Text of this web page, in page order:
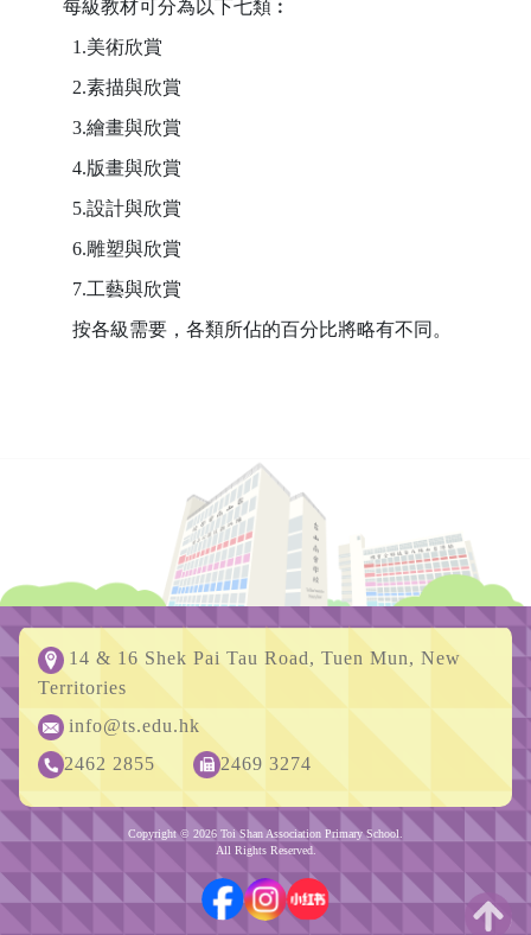
每級教材可分為以下七類︰
1.美術欣賞
2.素描與欣賞
3.繪畫與欣賞
4.版畫與欣賞
5.設計與欣賞
6.雕塑與欣賞
7.工藝與欣賞
按各級需要，各類所佔的百分比將略有不同。
14 & 16 Shek Pai Tau Road, Tuen Mun, New
Territories
info@ts.edu.hk
2462 2855
2469 3274
Copyright © 2026 Toi Shan Association Primary School.
All Rights Reserved.